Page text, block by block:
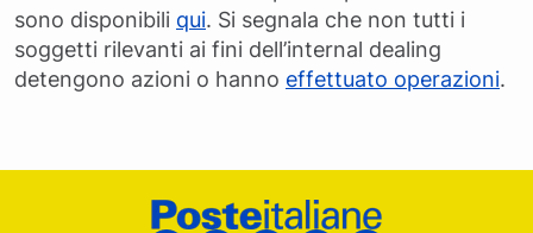
sono disponibili qui. Si segnala che non tutti i
soggetti rilevanti ai fini dell’internal dealing
detengono azioni o hanno effettuato operazioni.
Footer Poste Italiane